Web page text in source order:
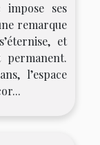
impose ses
remarque
et
l’espace